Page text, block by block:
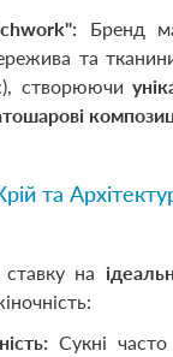
Бренд
та
), створюючи
та
на
Сукні